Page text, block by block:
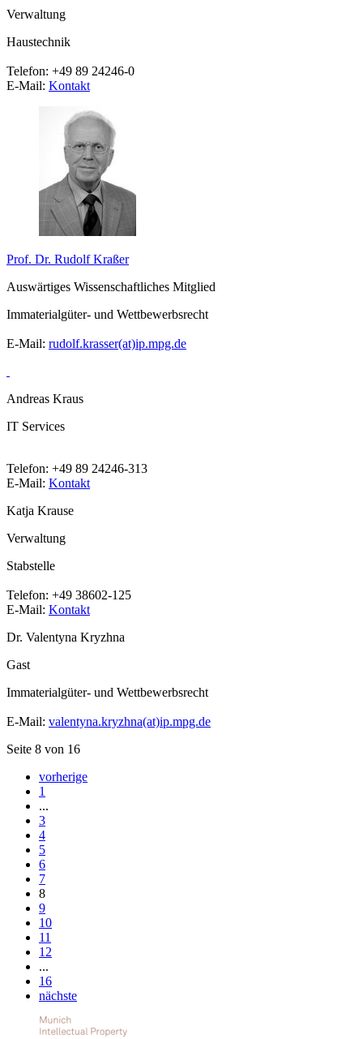
Verwaltung
Haustechnik
Telefon: +49 89 24246-0
E-Mail: Kontakt
Prof. Dr. Rudolf Kraßer
Auswärtiges Wissenschaftliches Mitglied
Immaterialgüter- und Wettbewerbsrecht
E-Mail: rudolf.krasser(at)ip.mpg.de
Andreas Kraus
IT Services
Telefon: +49 89 24246-313
E-Mail: Kontakt
Katja Krause
Verwaltung
Stabstelle
Telefon: +49 38602-125
E-Mail: Kontakt
Dr. Valentyna Kryzhna
Gast
Immaterialgüter- und Wettbewerbsrecht
E-Mail: valentyna.kryzhna(at)ip.mpg.de
Seite 8 von 16
vorherige
1
...
3
4
5
6
7
8
9
10
11
12
...
16
nächste